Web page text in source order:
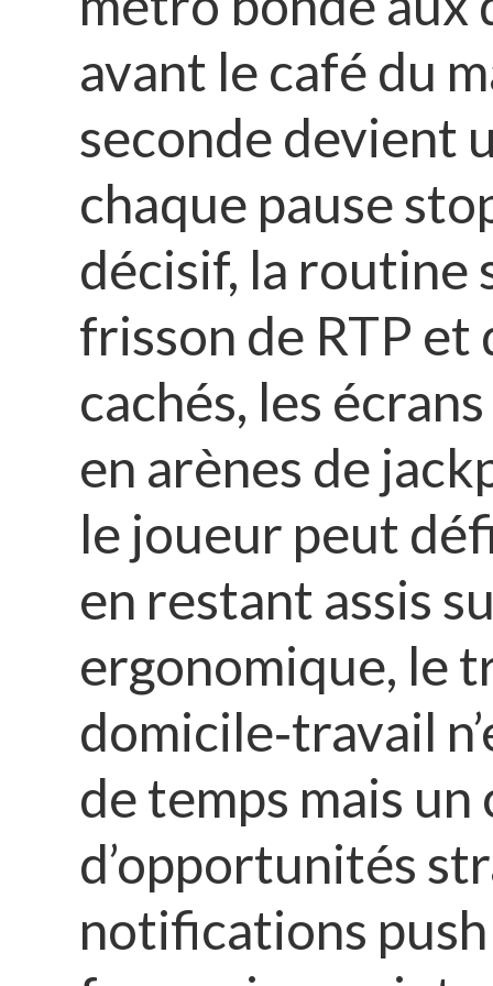
QUI DOUBLENT
CONDUCTEUR DU
INTERFACE
DISPONIBLE À TOUTE
RETRAITS
PLATEFORMES
GARANTISSENT
TRANSPARENCE DU
CONSULTE
PUBLIÉS PAR
L’OPÉRATEUR
DE MISE
LUDIQUE OÙ
TRANSFORMANT
GROS LOT
avant le café du
seconde devient
chaque pause
décisif, la routine
frisson de RTP
cachés, les
en arènes de
le joueur peut
en restant assis
ergonomique, le
domicile‑travail
de temps mais un
d’opportunités
notifications